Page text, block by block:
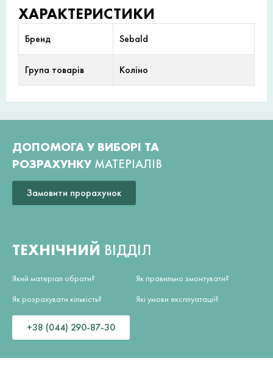
ХАРАКТЕРИСТИКИ
Бренд Sebald
Група товарів Коліно
ДОПОМОГА У ВИБОРІ ТА
РОЗРАХУНКУ МАТЕРІАЛІВ
Замовити прорахунок
ТЕХНІЧНИЙ ВІДДІЛ
Який матеріал обрати?
Як розрахувати кількість?
Як правильно змонтувати?
Які умови експлуатації?
+38 (044) 290-87-30